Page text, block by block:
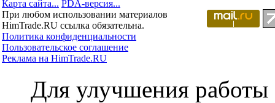
Карта сайта... PDA-версия...
При любом использовании материалов
HimTrade.RU ссылка обязательна.
Политика конфиденциальности
Пользовательское соглашение
Реклама на HimTrade.RU
Для улучшения работы